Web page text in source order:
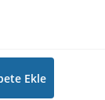
Ekle
saklıdır.